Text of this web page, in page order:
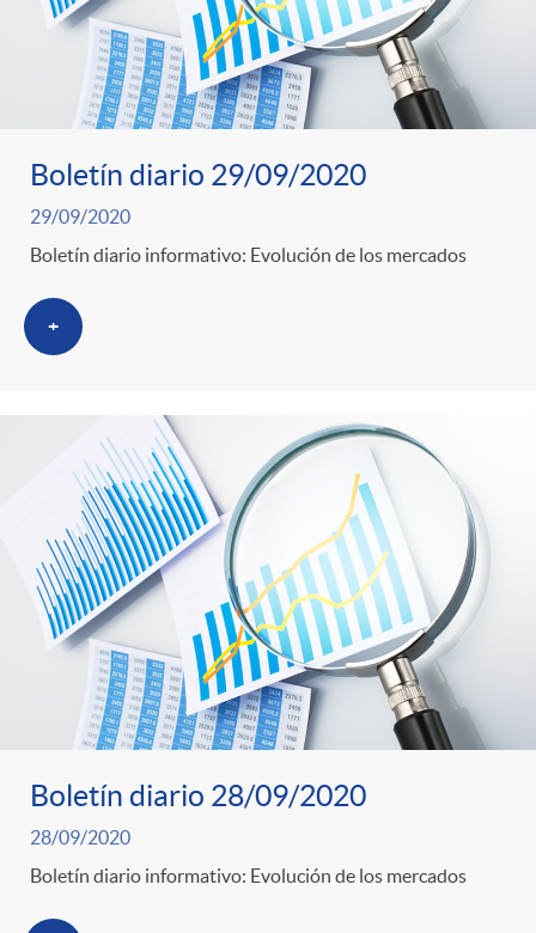
Boletín diario 29/09/2020
29/09/2020
Boletín diario informativo: Evolución de los mercados
+
Boletín diario 28/09/2020
28/09/2020
Boletín diario informativo: Evolución de los mercados